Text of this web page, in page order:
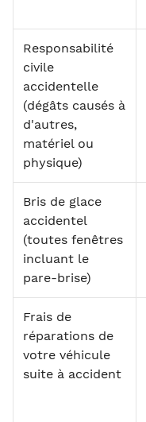
Responsabilité
civile
accidentelle
(dégâts causés à
d'autres,
matériel ou
physique)
Bris de glace
accidentel
(toutes fenêtres
incluant le
pare-brise)
Frais de
réparations de
votre véhicule
suite à accident